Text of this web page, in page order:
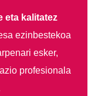
eta kalitatez
ezinbestekoa
esker,
profesionala